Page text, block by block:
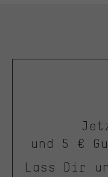
und 5 €
Lass Dir